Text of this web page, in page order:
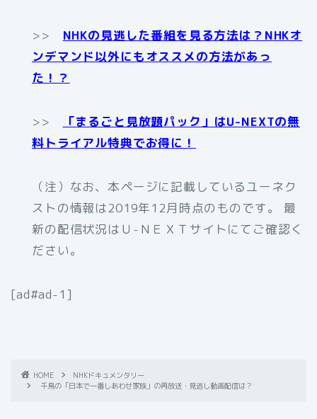
>> NHKの見逃した番組を見る方法は？NHKオ
ンデマンド以外にもオススメの方法があっ
た！？
>>
「まるごと見放題パック」はU-NEXTの無
料トライアル特典でお得に！
（注）なお、本ページに記載しているユーネク
ストの情報は2019年12月時点のものです。 最
新の配信状況はＵ-ＮＥＸＴサイトにてご確認く
ださい。
[ad#ad-1]
HOME
NHKドキュメンタリー
千鳥の「日本で一番しあわせ家族」の再放送・見逃し動画配信は？